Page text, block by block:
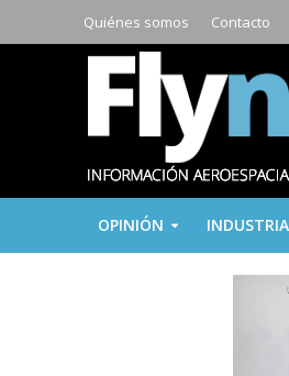
Quiénes somos Contacto
OPINIÓN INDUSTRIA